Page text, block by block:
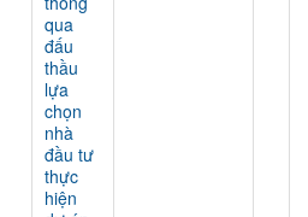
qua
đấu
thầu
lựa
chọn
nhà
đầu tư
thực
hiện